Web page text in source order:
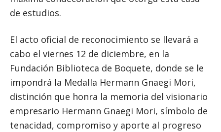
de estudios.
El acto oficial de reconocimiento se llevará a
cabo el viernes 12 de diciembre, en la
Fundación Biblioteca de Boquete, donde se le
impondrá la Medalla Hermann Gnaegi Mori,
distinción que honra la memoria del visionario
empresario Hermann Gnaegi Mori, símbolo de
tenacidad, compromiso y aporte al progreso